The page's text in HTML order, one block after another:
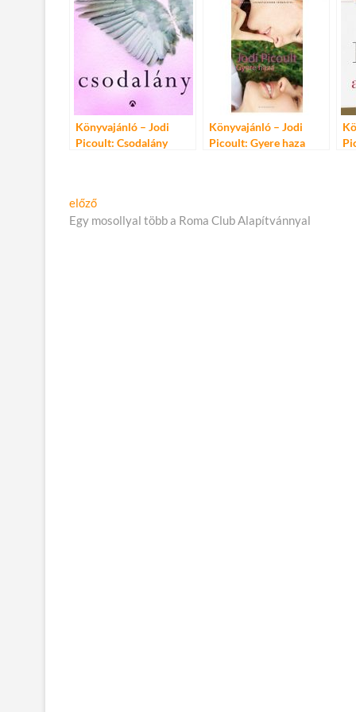
Könyvajánló – Jodi
Picoult: Csodalány
Könyvajánló – Jodi
Picoult: Gyere haza
Bejegyzés
navigáció
előzőElőző
cikk:
Egy mosollyal több a Roma Club Alapítvánnyal